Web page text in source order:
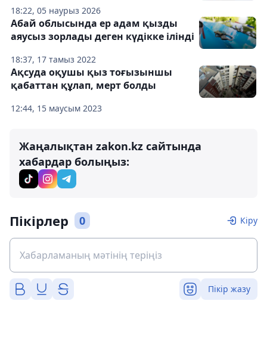
18:22, 05 наурыз 2026
18:37, 17 тамыз 2022
Абай облысында ер адам қызды
аяусыз зорлады деген күдікке ілінді
12:44, 15 маусым 2023
Ақсуда оқушы қыз тоғызыншы
қабаттан құлап, мерт болды
Жаңалықтан zakon.kz сайтында
хабардар болыңыз:
Пікірлер 0 Кіру
Пікір жазу